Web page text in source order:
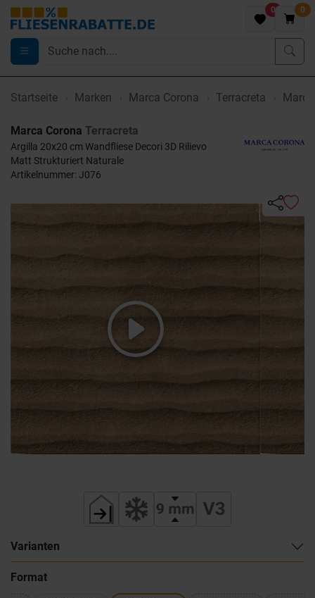
0 0
Startseite Marken Marca Corona Terracreta
Marca Corona Terracreta
Argilla 20x20 cm Wandfliese Decori 3D Rilievo
Matt Strukturiert Naturale
Artikelnummer: J076
Varianten
Format